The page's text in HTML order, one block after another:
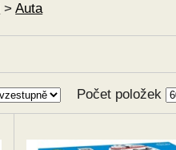
> Auta
Počet položek